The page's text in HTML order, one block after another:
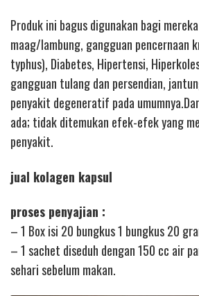
Produk ini bagus digunakan bagi
maag/lambung, gangguan pencernaan
typhus), Diabetes, Hipertensi,
gangguan tulang dan persendian,
penyakit degeneratif pada
ada; tidak ditemukan efek-efek yang
penyakit.
jual kolagen kapsul
proses penyajian :
– 1 Box isi 20 bungkus 1 bungkus 20
– 1 sachet diseduh dengan 150 cc air
sehari sebelum makan.